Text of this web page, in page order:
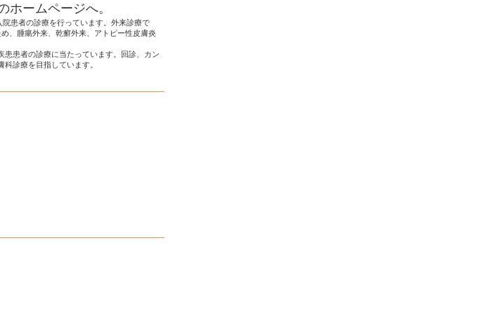
ホームページへ。
患者の診療を行っています。外来診療で
、腫瘍外来、乾癬外来、アトピー性皮膚炎
患者の診療に当たっています。回診、カン
診療を目指しています。